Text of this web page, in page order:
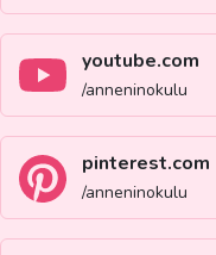
youtube.com
/anneninokulu
pinterest.com
/anneninokulu